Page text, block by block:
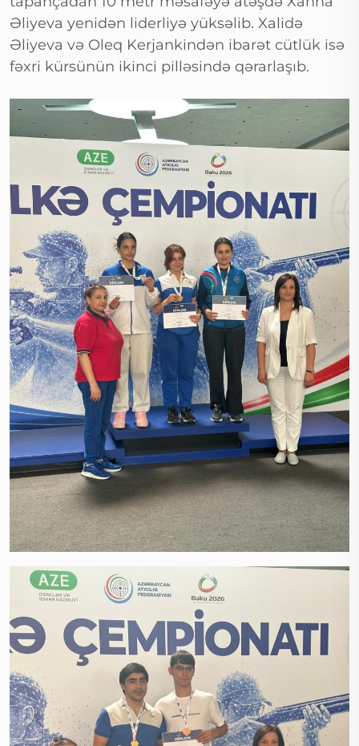
Əliyeva yenidən liderliyə yüksəlib. Xalidə
Əliyeva və Oleq Kerjankindən ibarət cütlük isə
fəxri kürsünün ikinci pilləsində qərarlaşıb.